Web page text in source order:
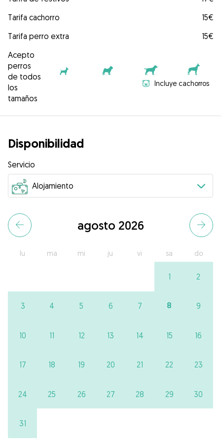
Tarifa cachorro
15€
Tarifa perro extra
15€
Acepto
perros
de todos
los
tamaños
Incluye cachorros
Disponibilidad
Servicio
agosto 2026
lu ma mi ju vi sa do
1 2
3 4 5 6 7 8 9
10 11 12 13 14 15 16
17 18 19 20 21 22 23
24 25 26 27 28 29 30
31